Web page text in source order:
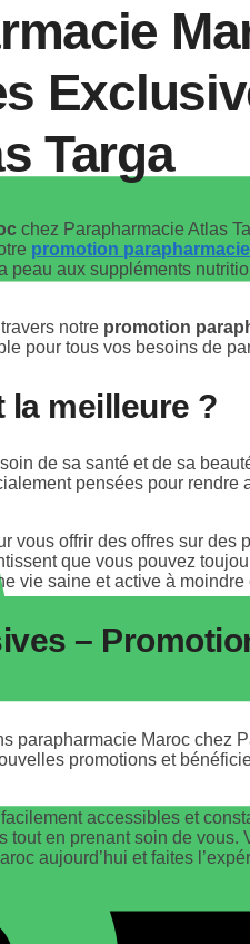
Targa
chez Parapharmacie Atlas
promotion parapharmacie
aux suppléments
notre promotion
pour tous vos besoins de
la meilleure ?
de sa santé et de sa
pensées pour rendre
vous offrir des offres sur des
que vous pouvez
vie saine et active à moindre
–
parapharmacie Maroc chez
promotions et
accessibles et
en prenant soin de vous.
aujourd’hui et faites